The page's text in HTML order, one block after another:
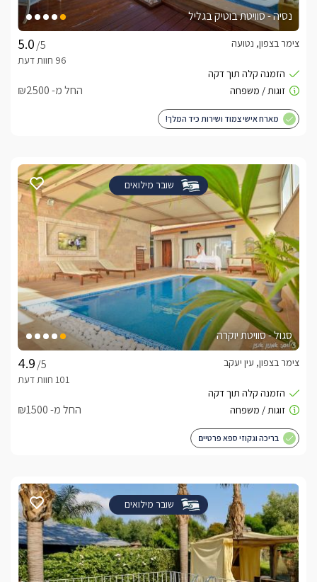
נסיה - סוויטת בוטיק בגליל
/5
צימר בצפון, נטועה
החל מ- ₪2500
מארח אישי צמוד ושירות כיד המלך!
שובר מילואים
סגול - סוויטת יוקרה
/5
צימר בצפון, עין יעקב
החל מ- ₪1500
בריכה וגקוזי ספא פרטיים
שובר מילואים